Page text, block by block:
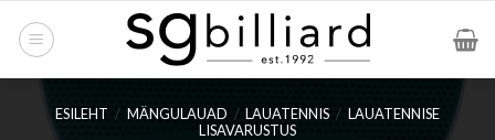
ESILEHT / MÄNGULAUAD / LAUATENNIS / LAUATENNISE
LISAVARUSTUS